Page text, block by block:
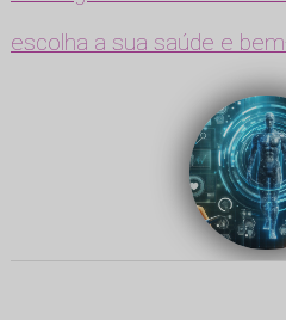
escolha a sua saúde e